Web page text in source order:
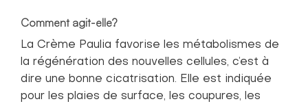
Comment agit-elle?
La Crème Paulia favorise les métabolismes de
la régénération des nouvelles cellules, c’est à
dire une bonne cicatrisation. Elle est indiquée
pour les plaies de surface, les coupures, les